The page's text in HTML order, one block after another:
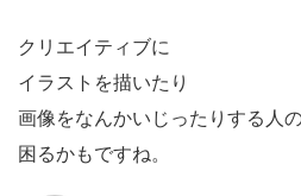
クリエイティブに
イラストを描いたり
画像をなんかいじったりする人
困るかもですね。